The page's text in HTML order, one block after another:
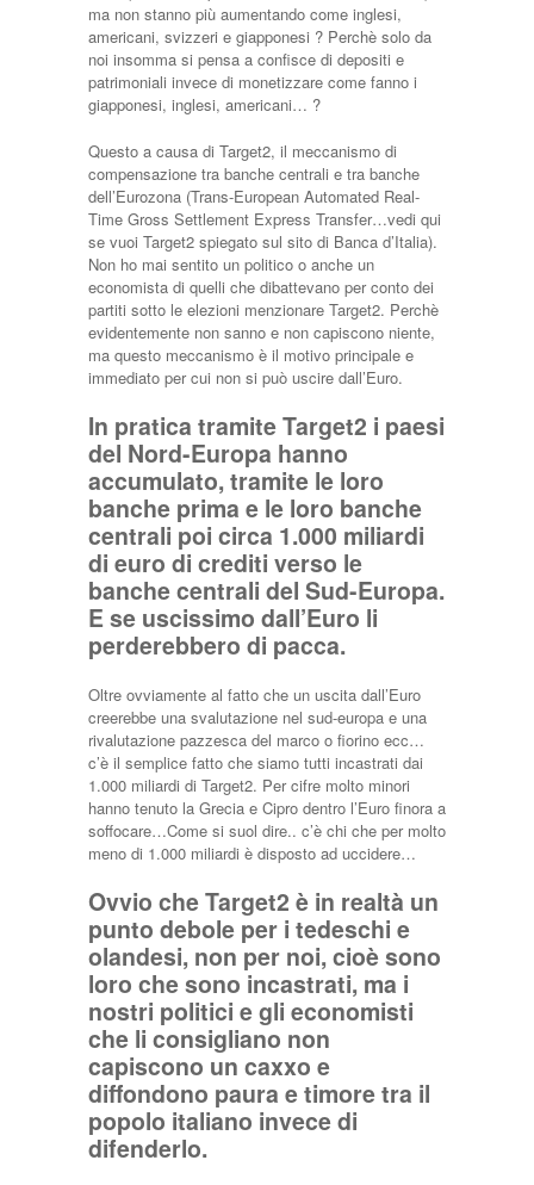
ma non stanno più aumentando come inglesi,
americani, svizzeri e giapponesi ? Perchè solo da
noi insomma si pensa a confisce di depositi e
patrimoniali invece di monetizzare come fanno i
giapponesi, inglesi, americani… ?
Questo a causa di Target2, il meccanismo di
compensazione tra banche centrali e tra banche
dell’Eurozona (Trans-European Automated Real-
Time Gross Settlement Express Transfer…vedi qui
se vuoi Target2 spiegato sul sito di Banca d’Italia).
Non ho mai sentito un politico o anche un
economista di quelli che dibattevano per conto dei
partiti sotto le elezioni menzionare Target2. Perchè
evidentemente non sanno e non capiscono niente,
ma questo meccanismo è il motivo principale e
immediato per cui non si può uscire dall’Euro.
In pratica tramite Target2 i paesi
del Nord-Europa hanno
accumulato, tramite le loro
banche prima e le loro banche
centrali poi circa 1.000 miliardi
di euro di crediti verso le
banche centrali del Sud-Europa.
E se uscissimo dall’Euro li
perderebbero di pacca.
Oltre ovviamente al fatto che un uscita dall’Euro
creerebbe una svalutazione nel sud-europa e una
rivalutazione pazzesca del marco o fiorino ecc…
c’è il semplice fatto che siamo tutti incastrati dai
1.000 miliardi di Target2. Per cifre molto minori
hanno tenuto la Grecia e Cipro dentro l’Euro finora a
soffocare…Come si suol dire.. c’è chi che per molto
meno di 1.000 miliardi è disposto ad uccidere…
Ovvio che Target2 è in realtà un
punto debole per i tedeschi e
olandesi, non per noi, cioè sono
loro che sono incastrati, ma i
nostri politici e gli economisti
che li consigliano non
capiscono un caxxo e
diffondono paura e timore tra il
popolo italiano invece di
difenderlo.